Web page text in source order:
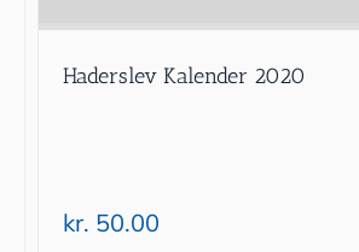
Haderslev Kalender 2020
kr. 50.00